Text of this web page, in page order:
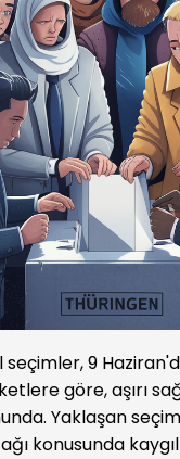
9
göre, aşırı
Yaklaşan
konusunda